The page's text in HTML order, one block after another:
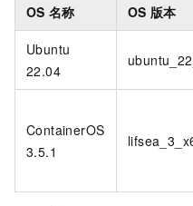
OS 名称 OS 版本
Ubuntu
22.04
ContainerOS
3.5.1